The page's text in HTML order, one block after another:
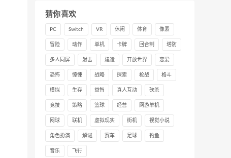
猜你喜欢
PC Switch VR 休闲 体育 像素
冒险 动作 单机 卡牌 回合制 塔防
多人同屏 射击 建造 开放世界 恋爱
恐怖 惊悚 战略 探索 枪战 格斗
模拟 生存 益智 真人互动 砍杀
竞技 策略 篮球 经营 网游单机
网球 联机 虚拟现实 街机 视觉小说
角色扮演 解谜 赛车 足球 钓鱼
音乐 飞行